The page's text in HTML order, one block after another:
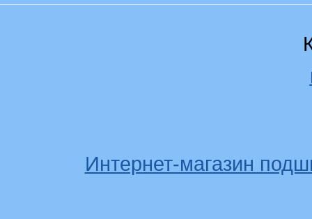
Интернет-магазин